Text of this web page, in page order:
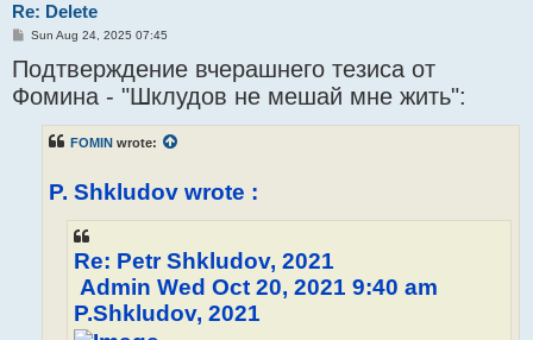
Re: Delete
P
s
t
Sun Aug 24, 2025 07:45
Подтверждение вчерашнего тезиса от
Фомина - "Шклудов не мешай мне жить":
FOMIN wrote:
P. Shkludov wrote :
Re: Petr Shkludov, 2021
Admin Wed Oct 20, 2021 9:40 am
P.Shkludov, 2021